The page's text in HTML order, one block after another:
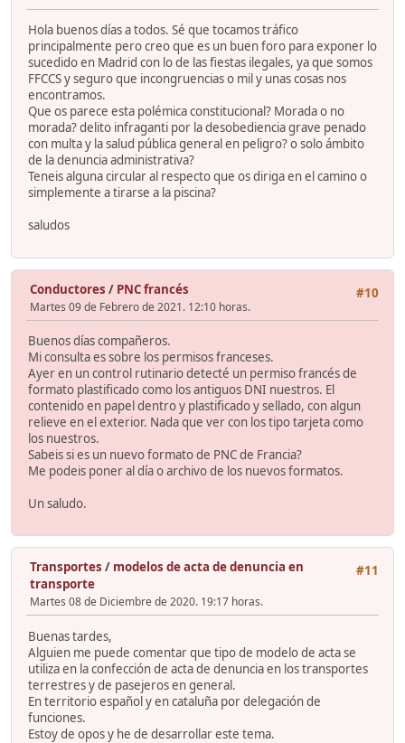
Hola buenos días a todos. Sé que tocamos tráfico
principalmente pero creo que es un buen foro para exponer lo
sucedido en Madrid con lo de las fiestas ilegales, ya que somos
FFCCS y seguro que incongruencias o mil y unas cosas nos
encontramos.
Que os parece esta polémica constitucional? Morada o no
morada? delito infraganti por la desobediencia grave penado
con multa y la salud pública general en peligro? o solo ámbito
de la denuncia administrativa?
Teneis alguna circular al respecto que os diriga en el camino o
simplemente a tirarse a la piscina?
saludos
#10
Conductores / PNC francés
Martes 09 de Febrero de 2021. 12:10 horas.
Buenos días compañeros.
Mi consulta es sobre los permisos franceses.
Ayer en un control rutinario detecté un permiso francés de
formato plastificado como los antiguos DNI nuestros. El
contenido en papel dentro y plastificado y sellado, con algun
relieve en el exterior. Nada que ver con los tipo tarjeta como
los nuestros.
Sabeis si es un nuevo formato de PNC de Francia?
Me podeis poner al día o archivo de los nuevos formatos.
Un saludo.
#11
Transportes / modelos de acta de denuncia en
transporte
Martes 08 de Diciembre de 2020. 19:17 horas.
Buenas tardes,
Alguien me puede comentar que tipo de modelo de acta se
utiliza en la confección de acta de denuncia en los transportes
terrestres y de pasejeros en general.
En territorio español y en cataluña por delegación de
funciones.
Estoy de opos y he de desarrollar este tema.